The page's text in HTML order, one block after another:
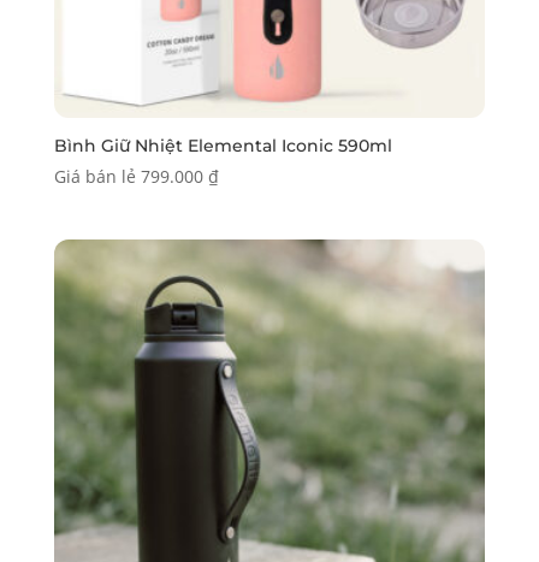
Bình Giữ Nhiệt Elemental Iconic 590ml
Giá bán lẻ 799.000 ₫